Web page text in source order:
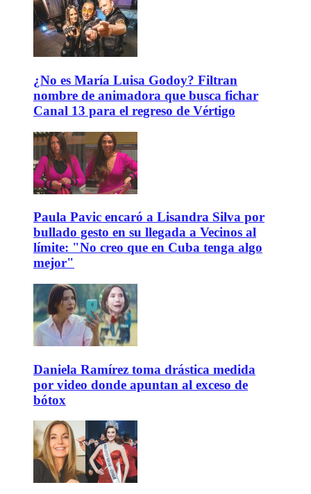
¿No es María Luisa Godoy? Filtran
nombre de animadora que busca fichar
Canal 13 para el regreso de Vértigo
Paula Pavic encaró a Lisandra Silva por
bullado gesto en su llegada a Vecinos al
límite: "No creo que en Cuba tenga algo
mejor"
Daniela Ramírez toma drástica medida
por video donde apuntan al exceso de
bótox